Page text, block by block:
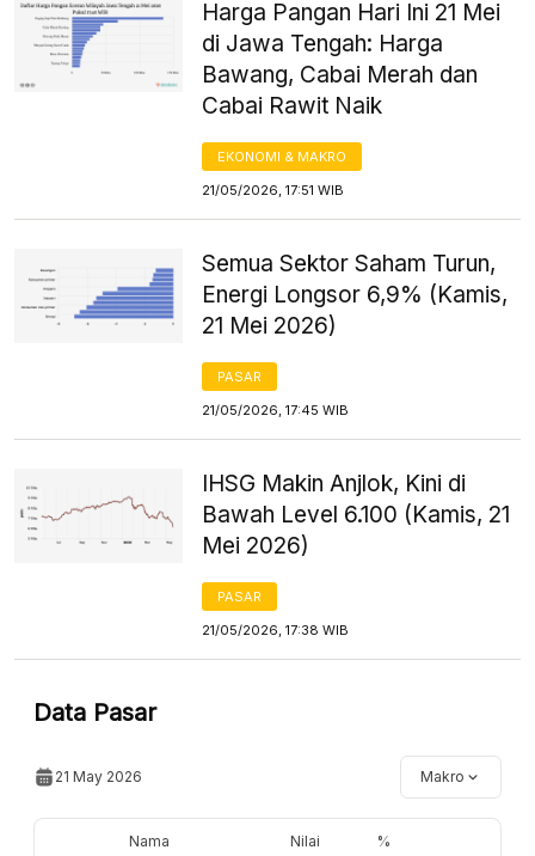
Harga Pangan Hari Ini 21 Mei
di Jawa Tengah: Harga
Bawang, Cabai Merah dan
Cabai Rawit Naik
EKONOMI & MAKRO
21/05/2026, 17:51 WIB
Semua Sektor Saham Turun,
Energi Longsor 6,9% (Kamis,
21 Mei 2026)
PASAR
21/05/2026, 17:45 WIB
IHSG Makin Anjlok, Kini di
Bawah Level 6.100 (Kamis, 21
Mei 2026)
PASAR
21/05/2026, 17:38 WIB
Data Pasar
21 May 2026 Makro
Nama Nilai %